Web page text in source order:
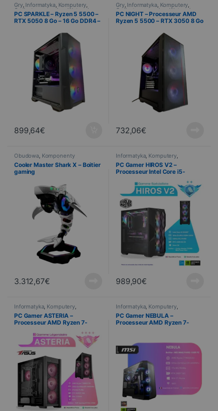
Gry, Informatyka, Komputery,
Ordinateurs gaming ,Wstępnie
zmontowany
PC SPARKLE – Ryzen 5 5500 –
RTX 5050 8 Go – 16 Go DDR4 –
899,64€
Gry, Informatyka, Komputery,
Ordinateurs gaming ,Wstępnie
zmontowany
PC NIGHT – Processeur AMD
Ryzen 5 5500 – RTX 3050 8 Go
Boîtier Deepcool Matrexx 55
732,06€
Obudowa, Komponenty
komputerowe Informatyka ,
Komputery,Wstępnie
zmontowany
Cooler Master Shark X – Boitier
gaming
3.312,67€
Informatyka, Komputery,
Wstępnie zmontowany
PC Gamer HIROS V2 –
Processeur Intel Core i5-
Go RAM DDR4 – 500 Go SSD
NVMe
989,90€
Informatyka, Komputery,
Wstępnie zmontowany
PC Gamer ASTERIA –
Processeur AMD Ryzen 7-
2×16 Go RAM DDR5 – 2 To SSD
NVMe
Informatyka, Komputery,
Wstępnie zmontowany
PC Gamer NEBULA –
Processeur AMD Ryzen 7-